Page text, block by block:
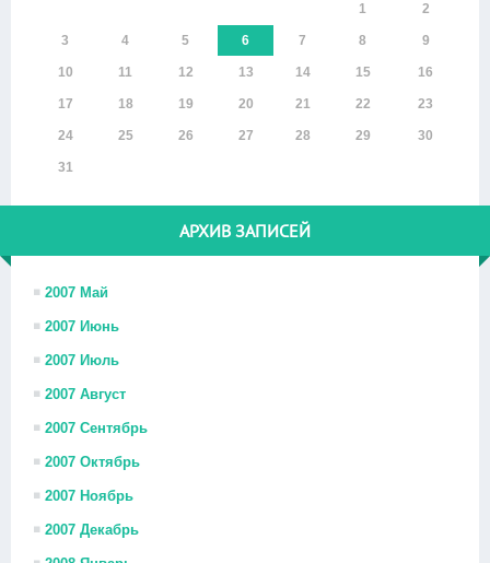
1 2
3 4 5 6 7 8 9
10 11 12 13 14 15 16
17 18 19 20 21 22 23
24 25 26 27 28 29 30
31
АРХИВ ЗАПИСЕЙ
2007 Май
2007 Июнь
2007 Июль
2007 Август
2007 Сентябрь
2007 Октябрь
2007 Ноябрь
2007 Декабрь